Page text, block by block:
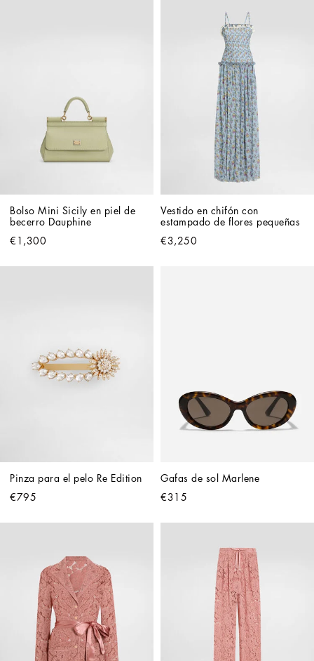
Bolso Mini Sicily en piel de
becerro Dauphine
€1,300
Vestido en chifón con
estampado de flores pequeñas
€3,250
Pinza para el pelo Re Edition
€795
Gafas de sol Marlene
€315